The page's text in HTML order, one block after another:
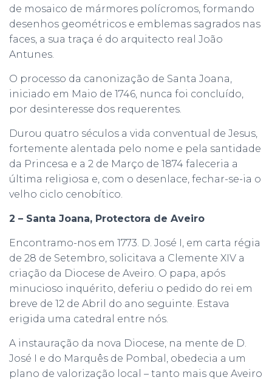
de mosaico de mármores polícromos, formando
desenhos geométricos e emblemas sagrados nas
faces, a sua traça é do arquitecto real João
Antunes.
O processo da canonização de Santa Joana,
iniciado em Maio de 1746, nunca foi concluído,
por desinteresse dos requerentes.
Durou quatro séculos a vida conventual de Jesus,
fortemente alentada pelo nome e pela santidade
da Princesa e a 2 de Março de 1874 faleceria a
última religiosa e, com o desenlace, fechar-se-ia o
velho ciclo cenobítico.
2 – Santa Joana, Protectora de Aveiro
Encontramo-nos em 1773. D. José I, em carta régia
de 28 de Setembro, solicitava a Clemente XIV a
criação da Diocese de Aveiro. O papa, após
minucioso inquérito, deferiu o pedido do rei em
breve de 12 de Abril do ano seguinte. Estava
erigida uma catedral entre nós.
A instauração da nova Diocese, na mente de D.
José I e do Marquês de Pombal, obedecia a um
plano de valorização local – tanto mais que Aveiro